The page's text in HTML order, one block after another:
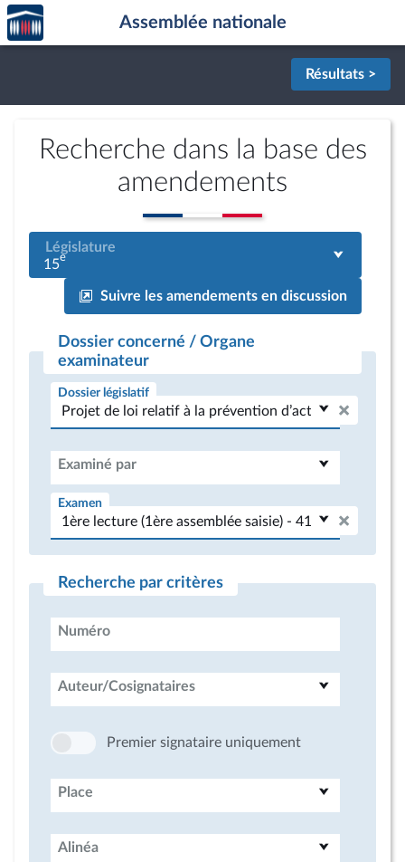
Aller au contenu
Aller en bas de la page
Accèder
à la
page
Assemblée nationale
Résultats >
Recherche dans la base des
amendements
Législature
15e
Suivre les amendements en discussion
Dossier concerné / Organe
examinateur
Dossier législatif
Examiné par
Examen
Recherche par critères
Numéro
Auteur/Cosignataires
Premier signataire uniquement
Place
Alinéa